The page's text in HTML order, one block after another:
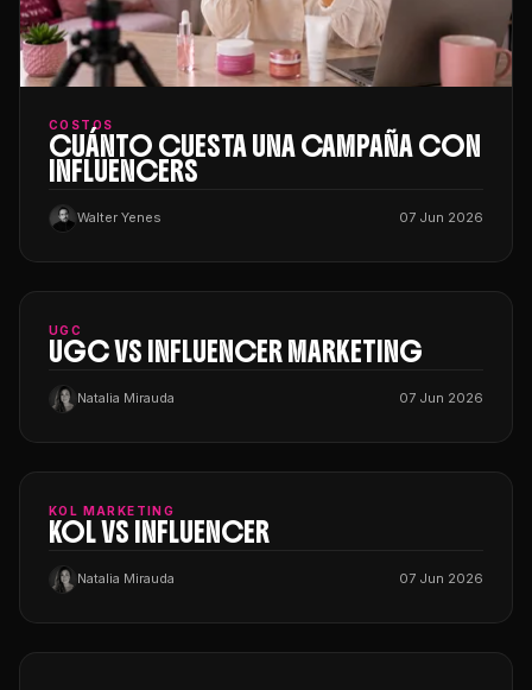
COSTOS
CUÁNTO CUESTA UNA CAMPAÑA CON
INFLUENCERS
Walter Yenes 07 Jun 2026
UGC
UGC VS INFLUENCER MARKETING
Natalia Mirauda 07 Jun 2026
KOL MARKETING
KOL VS INFLUENCER
Natalia Mirauda 07 Jun 2026